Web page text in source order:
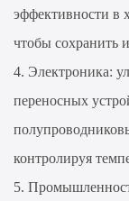
эффективности в
чтобы сохранить
4. Электроника:
переносных
контролируя
5.